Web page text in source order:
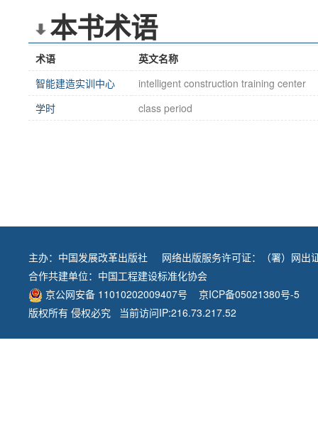
本书术语
术语
英文名称
智能建造实训中心
intelligent construction training center
学时
class period
主办： 中国发展改革出版社
网络出版服务许可证：（署）网出
合作共建单位： 中国工程建设标准化协会
京公网安备 11010202009407号
京ICP备05021380号-5
版权所有 侵权必究 当前访问IP:216.73.217.52